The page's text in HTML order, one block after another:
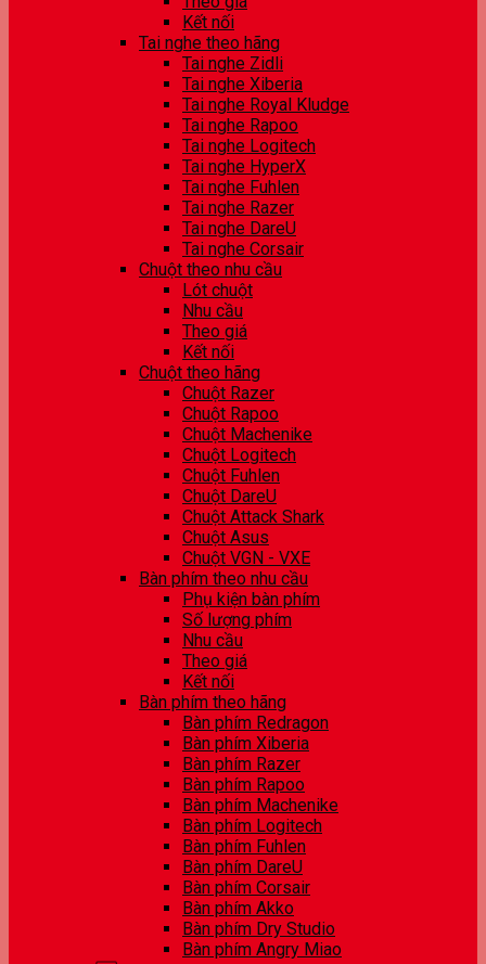
Kết nối
Tai nghe theo hãng
Tai nghe Zidli
Tai nghe Xiberia
Tai nghe Royal Kludge
Tai nghe Rapoo
Tai nghe Logitech
Tai nghe HyperX
Tai nghe Fuhlen
Tai nghe Razer
Tai nghe DareU
Tai nghe Corsair
Chuột theo nhu cầu
Lót chuột
Nhu cầu
Theo giá
Kết nối
Chuột theo hãng
Chuột Razer
Chuột Rapoo
Chuột Machenike
Chuột Logitech
Chuột Fuhlen
Chuột DareU
Chuột Attack Shark
Chuột Asus
Chuột VGN - VXE
Bàn phím theo nhu cầu
Phụ kiện bàn phím
Số lượng phím
Nhu cầu
Theo giá
Kết nối
Bàn phím theo hãng
Bàn phím Redragon
Bàn phím Xiberia
Bàn phím Razer
Bàn phím Rapoo
Bàn phím Machenike
Bàn phím Logitech
Bàn phím Fuhlen
Bàn phím DareU
Bàn phím Corsair
Bàn phím Akko
Bàn phím Dry Studio
Bàn phím Angry Miao